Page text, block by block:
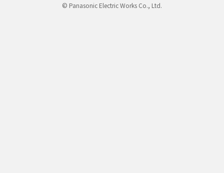
© Panasonic Electric Works Co., Ltd.